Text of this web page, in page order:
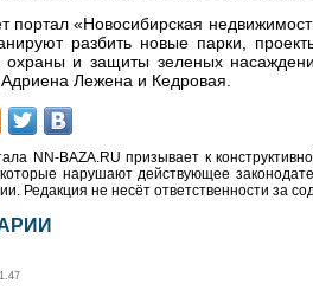
портал «Новосибирская
разбить новые парки,
охраны и защиты зеленых
Адриена Лежена и Кедровая.
NN-BAZA.RU призывает к
нарушают действующее
Редакция не несёт ответственности за